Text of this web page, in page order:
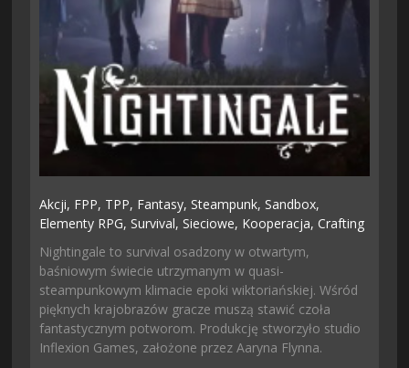
Akcji, FPP, TPP, Fantasy,Steampunk,Sandbox,
Elementy RPG,Survival,Sieciowe, Kooperacja,Crafting
Nightingale to survival osadzony w otwartym,
baśniowym świecie utrzymanym w quasi-
steampunkowym klimacie epoki wiktoriańskiej. Wśród
pięknych krajobrazów gracze muszą stawić czoła
fantastycznym potworom. Produkcję stworzyło studio
Inflexion Games, założone przez Aaryna Flynna.